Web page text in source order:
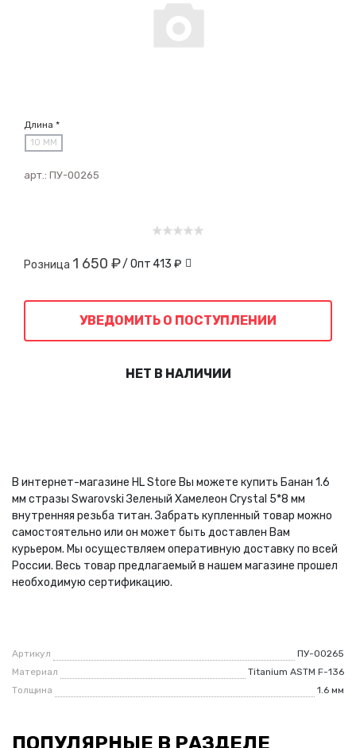
Длина *
10 ММ
арт.: ПУ-00265
Розница 1 650 ₽/ Опт 413 ₽
УВЕДОМИТЬ О ПОСТУПЛЕНИИ
НЕТ В НАЛИЧИИ
В интернет-магазине HL Store Вы можете купить Банан 1.6
мм стразы Swarovski Зеленый Хамелеон Crystal 5*8 мм
внутренняя резьба титан. Забрать купленный товар можно
самостоятельно или он может быть доставлен Вам
курьером. Мы осуществляем оперативную доставку по всей
России. Весь товар предлагаемый в нашем магазине прошел
необходимую сертификацию.
Артикул
ПУ-00265
Материал
Titanium ASTM F-136
Толщина
1.6 мм
ПОПУЛЯРНЫЕ В РАЗДЕЛЕ